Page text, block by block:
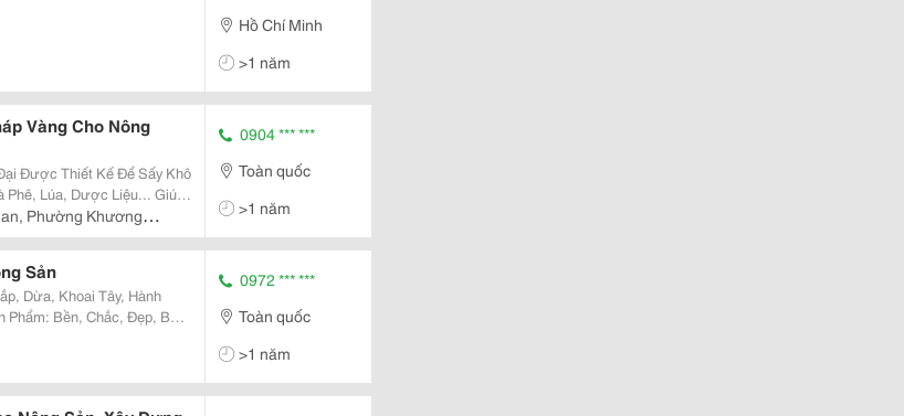
Hồ Chí Minh
>1 năm
Vàng Cho Nông
Được Thiết Kế Để Sấy Khô
Phê, Lúa, Dược Liệu... Giúp
Và Giá Trị Dinh Dưỡng. Tủ
Phường Khương
0904 *** ***
Toàn quốc
>1 năm
Sản
Dừa, Khoai Tây, Hành
0972 *** ***
Toàn quốc
>1 năm